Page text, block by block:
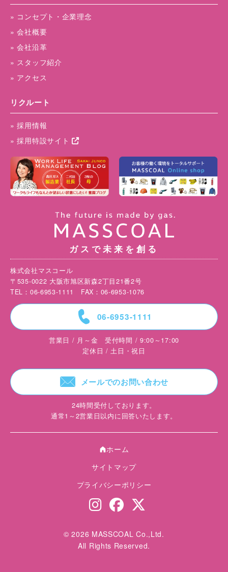
» コンセプト・企業理念
» 会社概要
» 会社沿革
» スタッフ紹介
» アクセス
リクルート
» 採用情報
» 採用特設サイト
ガスで未来を創る
株式会社マスコール
〒535-0022 大阪市旭区新森2丁目21番2号
TEL：06-6953-1111 FAX：06-6953-1076
= 06-6953-1111
営業日 / 月～金 受付時間 / 9:00～17:00
定休日 / 土日・祝日
F メールでのお問い合わせ
24時間受付しております。
通常1～2営業日以内に回答いたします。
© 2026 MASSCOAL Co.,Ltd.
All Rights Reserved.
Aホーム
サイトマップ
プライバシーポリシー